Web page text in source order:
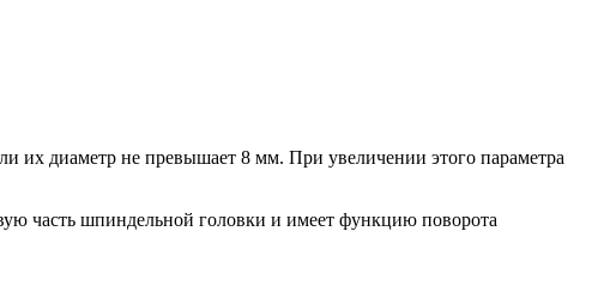
их диаметр не превышает 8 мм. При увеличении этого параметра
часть шпиндельной головки и имеет функцию поворота